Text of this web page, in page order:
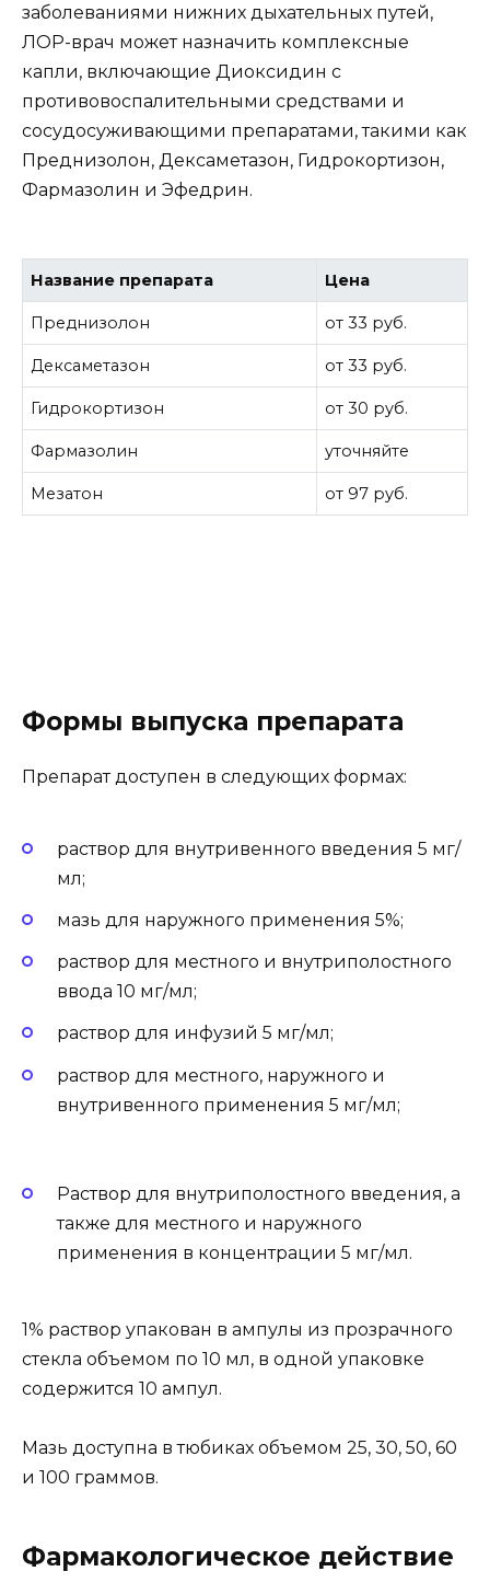
заболеваниями нижних дыхательных путей,
ЛОР-врач может назначить комплексные
капли, включающие Диоксидин с
противовоспалительными средствами и
сосудосуживающими препаратами, такими как
Преднизолон, Дексаметазон, Гидрокортизон,
Фармазолин и Эфедрин.
Название препарата Цена
Преднизолон от 33 руб.
Дексаметазон от 33 руб.
Гидрокортизон от 30 руб.
Фармазолин уточняйте
Мезатон от 97 руб.
Формы выпуска препарата
Препарат доступен в следующих формах:
раствор для внутривенного введения 5 мг/
мл;
мазь для наружного применения 5%;
раствор для местного и внутриполостного
ввода 10 мг/мл;
раствор для инфузий 5 мг/мл;
раствор для местного, наружного и
внутривенного применения 5 мг/мл;
Раствор для внутриполостного введения, а
также для местного и наружного
применения в концентрации 5 мг/мл.
1% раствор упакован в ампулы из прозрачного
стекла объемом по 10 мл, в одной упаковке
содержится 10 ампул.
Мазь доступна в тюбиках объемом 25, 30, 50, 60
и 100 граммов.
Фармакологическое действие